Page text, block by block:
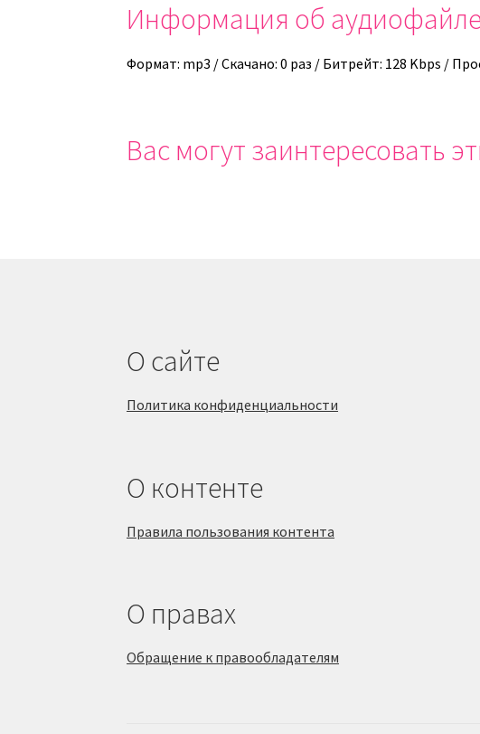
Информация об
Формат: mp3 / Скачано: 0 раз / Битрейт: 128 Kbps /
Вас могут заинтересовать
О сайте
Политика конфиденциальности
О контенте
Правила пользования контента
О правах
Обращение к правообладателям